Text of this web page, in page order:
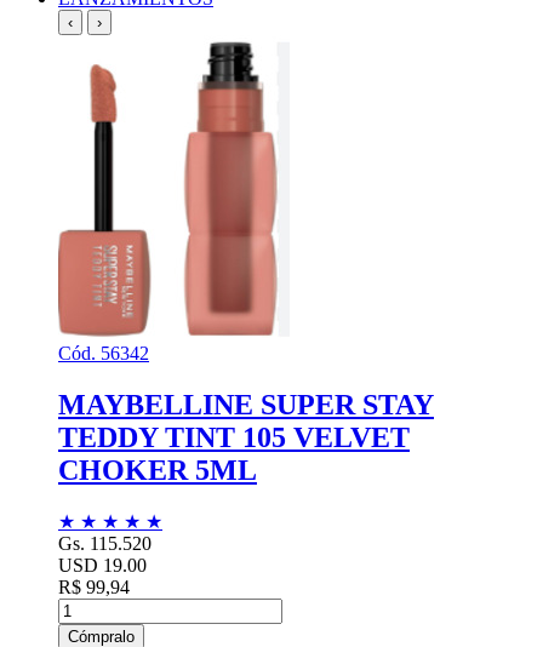
‹ ›
Cód. 56342
MAYBELLINE SUPER STAY
TEDDY TINT 105 VELVET
CHOKER 5ML
★ ★ ★ ★ ★
Gs. 115.520
USD 19.00
R$ 99,94
Cómpralo